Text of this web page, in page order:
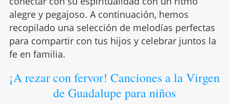
alegre y pegajoso. A continuación, hemos
recopilado una selección de melodías perfectas
para compartir con tus hijos y celebrar juntos la
fe en familia.
¡A rezar con fervor! Canciones a la Virgen
de Guadalupe para niños